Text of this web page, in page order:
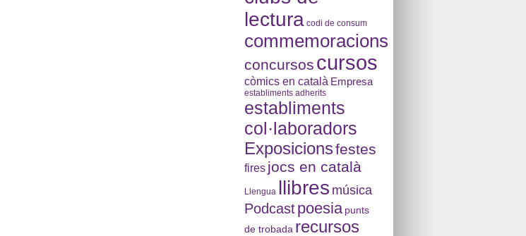
lectura codi de consum
commemoracions
concursos cursos
còmics en català Empresa
establiments adherits
establiments
col·laboradors
Exposicionsfestes
fires jocs en català
Llengua llibres música
Podcast poesia punts
de trobada recursos